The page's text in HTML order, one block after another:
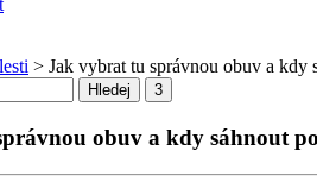
> Jak vybrat tu správnou obuv a kdy
obuv a kdy sáhnout